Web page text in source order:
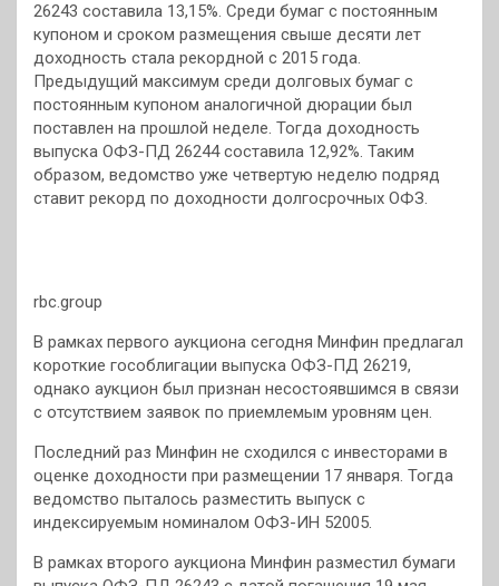
26243 составила 13,15%. Среди бумаг с постоянным
купоном и сроком размещения свыше десяти лет
доходность стала рекордной с 2015 года.
Предыдущий максимум среди долговых бумаг с
постоянным купоном аналогичной дюрации был
поставлен на прошлой неделе. Тогда доходность
выпуска ОФЗ-ПД 26244 составила 12,92%. Таким
образом, ведомство уже четвертую неделю подряд
ставит рекорд по доходности долгосрочных ОФЗ.
rbc.group
В рамках первого аукциона сегодня Минфин предлагал
короткие гособлигации выпуска ОФЗ-ПД 26219,
однако аукцион был признан несостоявшимся в связи
с отсутствием заявок по приемлемым уровням цен.
Последний раз Минфин не сходился с инвесторами в
оценке доходности при размещении 17 января. Тогда
ведомство пыталось разместить выпуск с
индексируемым номиналом ОФЗ-ИН 52005.
В рамках второго аукциона Минфин разместил бумаги